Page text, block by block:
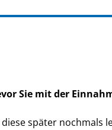
Sie mit der
später nochmals